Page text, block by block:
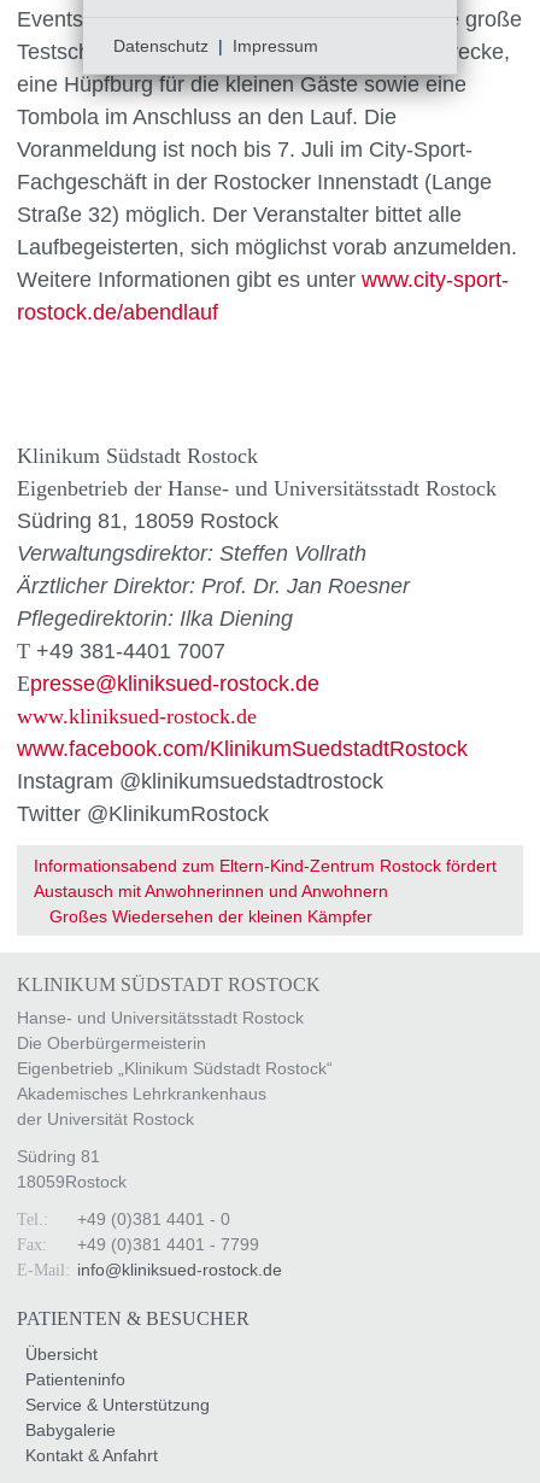
Eventshirt von Mizuno, außerdem warten eine große
Testschuh-Aktion, Verpflegung entlang der Strecke,
eine Hüpfburg für die kleinen Gäste sowie eine
Tombola im Anschluss an den Lauf. Die
Voranmeldung ist noch bis 7. Juli im City-Sport-
Fachgeschäft in der Rostocker Innenstadt (Lange
Straße 32) möglich. Der Veranstalter bittet alle
Laufbegeisterten, sich möglichst vorab anzumelden.
Weitere Informationen gibt es unter www.city-sport-
rostock.de/abendlauf
Klinikum Südstadt Rostock
Eigenbetrieb der Hanse- und Universitätsstadt Rostock
Südring 81, 18059 Rostock
Verwaltungsdirektor: Steffen Vollrath
Ärztlicher Direktor: Prof. Dr. Jan Roesner
Pflegedirektorin: Ilka Diening
T +49 381-4401 7007
Epresse@kliniksued-rostock.de
www.kliniksued-rostock.de
www.facebook.com/KlinikumSuedstadtRostock
Instagram @klinikumsuedstadtrostock
Twitter @KlinikumRostock
Informationsabend zum Eltern-Kind-Zentrum Rostock fördert
Austausch mit Anwohnerinnen und Anwohnern
Großes Wiedersehen der kleinen Kämpfer
KLINIKUM SÜDSTADT ROSTOCK
Hanse- und Universitätsstadt Rostock
Die Oberbürgermeisterin
Eigenbetrieb „Klinikum Südstadt Rostock“
Akademisches Lehrkrankenhaus
der Universität Rostock
Südring 81
18059Rostock
Tel.: +49 (0)381 4401 - 0
Fax: +49 (0)381 4401 - 7799
E-Mail: info@kliniksued-rostock de
PATIENTEN & BESUCHER
Übersicht
Patienteninfo
Service & Unterstützung
Babygalerie
Kontakt & Anfahrt
Datenschutz | Impressum